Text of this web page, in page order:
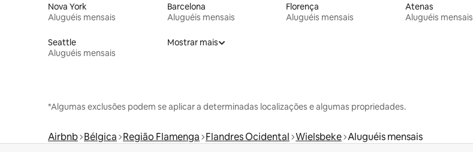
Nova York
Aluguéis mensais
Barcelona
Aluguéis mensais
Florença
Aluguéis mensais
Atenas
Aluguéis mensais
Seattle
Aluguéis mensais
Mostrar mais
*Algumas exclusões podem se aplicar a determinadas localizações e algumas propriedades.
Airbnb Bélgica Região Flamenga Flandres Ocidental Wielsbeke Aluguéis mensais